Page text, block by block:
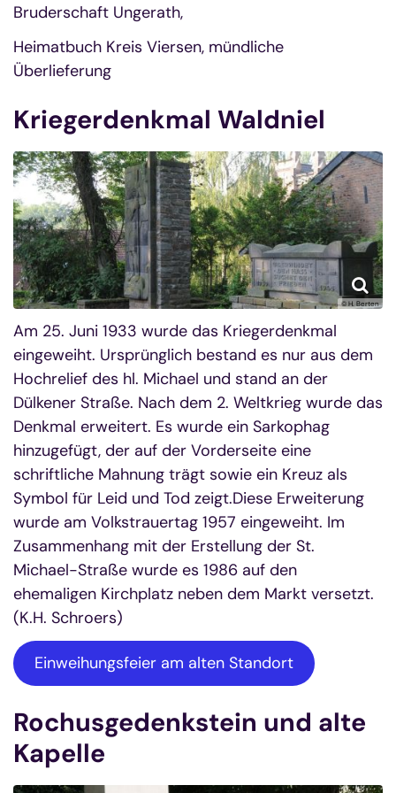
Bruderschaft Ungerath,
Heimatbuch Kreis Viersen, mündliche
Überlieferung
Kriegerdenkmal Waldniel
© H. Berten
Am 25. Juni 1933 wurde das Kriegerdenkmal
eingeweiht. Ursprünglich bestand es nur aus dem
Hochrelief des hl. Michael und stand an der
Dülkener Straße. Nach dem 2. Weltkrieg wurde das
Denkmal erweitert. Es wurde ein Sarkophag
hinzugefügt, der auf der Vorderseite eine
schriftliche Mahnung trägt sowie ein Kreuz als
Symbol für Leid und Tod zeigt.Diese Erweiterung
wurde am Volkstrauertag 1957 eingeweiht. Im
Zusammenhang mit der Erstellung der St.
Michael-Straße wurde es 1986 auf den
ehemaligen Kirchplatz neben dem Markt versetzt.
(K.H. Schroers)
Einweihungsfeier am alten Standort
Rochusgedenkstein und alte
Kapelle